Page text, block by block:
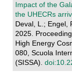
Impact of the
the UHECRs
Deval, L.; Engel,
2025.
High Energy
080, Scuola
(SISSA).